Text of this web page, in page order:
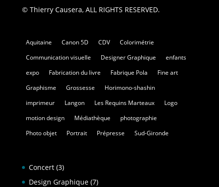
© Thierry Causera, ALL RIGHTS RESERVED.
Aquitaine Canon 5D CDV
Colorimétrie
Communication visuelle
Designer Graphique
enfants
expo
Fabrication du livre Fabrique Pola
Fine art
Graphisme
Grossesse
Horimono-shashin
imprimeur
Langon Les Requins Marteaux
Logo
motion design
Médiathèque
photographie
Photo objet
Portrait Prépresse Sud-Gironde
Concert(3)
Design Graphique(7)